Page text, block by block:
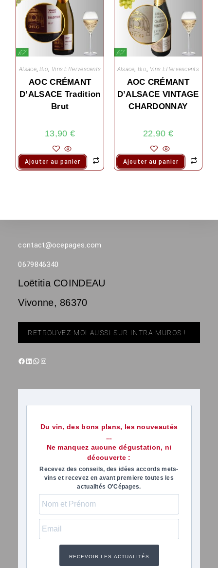
Alsace,Bio Vins Effervescents
AOC CRÉMANT
D’ALSACE Tradition
Brut
13,90 €
Ajouter au panier
Alsace ,Bio Vins Effervescents
AOC CRÉMANT
D’ALSACE VINTAGE
CHARDONNAY
22,90 €
Ajouter au panier
contact@ocepages.com
0679846340
Loëtitia COINDEAU
Vivonne, 86370
RETROUVEZ-MOI AUSSI SUR INTRA-MUROS !
Du vin, des bons plans, les nouveautés
...
Ne manquez aucune dégustation, ni
découverte :
Recevez des conseils, des idées accords mets-
vins et recevez en avant premiere toutes les
actualités O'Cépages.
RECEVOIR LES ACTUALITÉS